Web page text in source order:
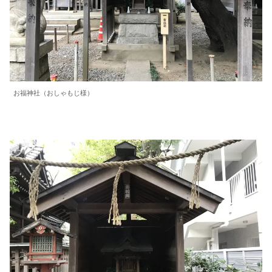
お福神社（おしゃもじ様）